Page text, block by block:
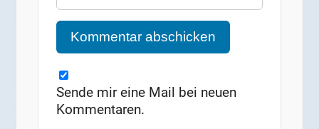
Sende mir eine Mail bei neuen
Kommentaren.